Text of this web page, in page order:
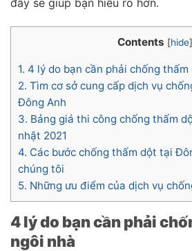
Contents [hide]
1. 4 lý do bạn cần phải chống thấm
2. Tìm cơ sở cung cấp dịch vụ
Đông Anh
3. Bảng giá thi công chống thấm
nhật 2021
4. Các bước chống thấm dột tại
chúng tôi
5. Những ưu điểm của dịch vụ
4 lý do bạn cần phải
ngôi nhà